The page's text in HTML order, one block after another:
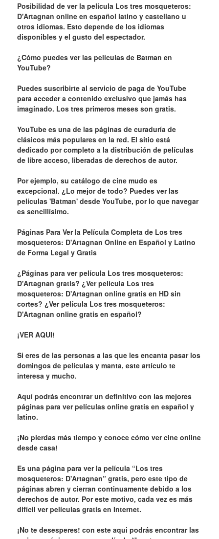
Posibilidad de ver la película Los tres mosqueteros:
D'Artagnan online en español latino y castellano u
otros idiomas. Esto depende de los idiomas
disponibles y el gusto del espectador.
¿Cómo puedes ver las películas de Batman en
YouTube?
Puedes suscribirte al servicio de paga de YouTube
para acceder a contenido exclusivo que jamás has
imaginado. Los tres primeros meses son gratis.
YouTube es una de las páginas de curaduría de
clásicos más populares en la red. El sitio está
dedicado por completo a la distribución de películas
de libre acceso, liberadas de derechos de autor.
Por ejemplo, su catálogo de cine mudo es
excepcional. ¿Lo mejor de todo? Puedes ver las
películas 'Batman' desde YouTube, por lo que navegar
es sencillísimo.
Páginas Para Ver la Película Completa de Los tres
mosqueteros: D'Artagnan Online en Español y Latino
de Forma Legal y Gratis
¿Páginas para ver película Los tres mosqueteros:
D'Artagnan gratis? ¿Ver película Los tres
mosqueteros: D'Artagnan online gratis en HD sin
cortes? ¿Ver película Los tres mosqueteros:
D'Artagnan online gratis en español?
¡VER AQUI!
Si eres de las personas a las que les encanta pasar los
domingos de películas y manta, este artículo te
interesa y mucho.
Aquí podrás encontrar un definitivo con las mejores
páginas para ver películas online gratis en español y
latino.
¡No pierdas más tiempo y conoce cómo ver cine online
desde casa!
Es una página para ver la película “Los tres
mosqueteros: D'Artagnan” gratis, pero este tipo de
páginas abren y cierran continuamente debido a los
derechos de autor. Por este motivo, cada vez es más
difícil ver películas gratis en Internet.
¡No te desesperes! con este aqui podrás encontrar las